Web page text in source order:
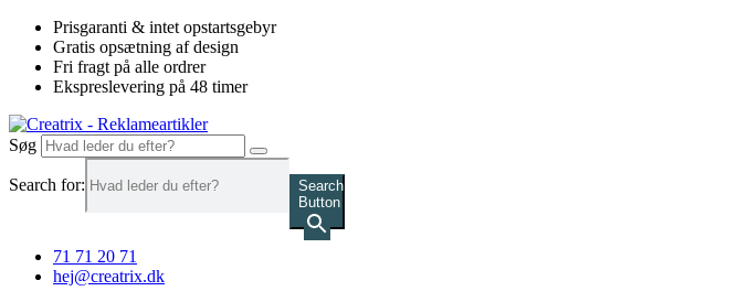
Videre
indhold
Prisgaranti & intet opstartsgebyr
Gratis opsætning af design
Fri fragt på alle ordrer
Ekspreslevering på 48 timer
Søg
Search for:
Search
Button
71 71 20 71
hej@creatrix.dk